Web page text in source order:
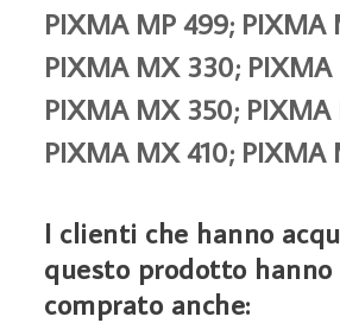
PIXMA MP 499; PIXMA
PIXMA MX 330;
PIXMA MX 350;
PIXMA MX 410; PIXMA
I clienti che hanno
questo prodotto hanno
comprato anche: